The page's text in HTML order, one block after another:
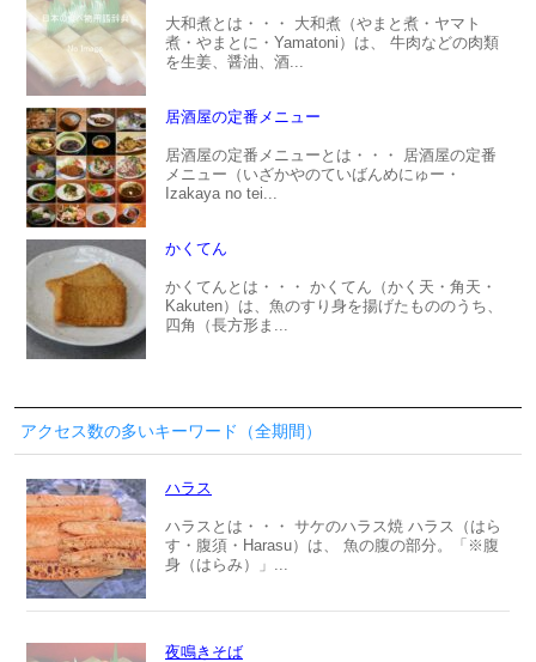
大和煮とは・・・ 大和煮（やまと煮・ヤマト
煮・やまとに・Yamatoni）は、 牛肉などの肉類
を生姜、醤油、酒...
居酒屋の定番メニュー
居酒屋の定番メニューとは・・・ 居酒屋の定番
メニュー（いざかやのていばんめにゅー・
Izakaya no tei...
かくてん
かくてんとは・・・ かくてん（かく天・角天・
Kakuten）は、魚のすり身を揚げたもののうち、
四角（長方形ま...
アクセス数の多いキーワード（全期間）
ハラス
ハラスとは・・・ サケのハラス焼 ハラス（はら
す・腹須・Harasu）は、 魚の腹の部分。「※腹
身（はらみ）」...
夜鳴きそば